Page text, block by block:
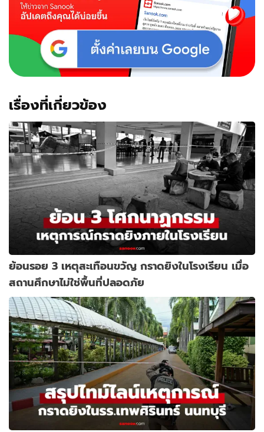
เรื่องที่เกี่ยวข้อง
ย้อนรอย 3 เหตุสะเทือนขวัญ กราดยิงในโรงเรียน เมื่อ
สถานศึกษาไม่ใช่พื้นที่ปลอดภัย